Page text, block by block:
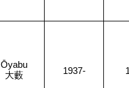
Ōyabu
大藪
1937-